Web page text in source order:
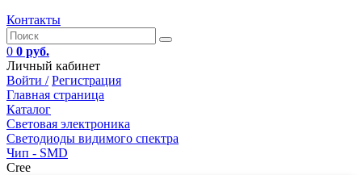
Контакты
0 0 руб.
Личный кабинет
Войти / Регистрация
Главная страница
Каталог
Световая электроника
Светодиоды видимого спектра
Чип - SMD
Cree